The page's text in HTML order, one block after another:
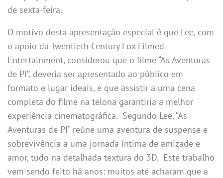
de sexta-feira.
O motivo desta apresentação especial é que Lee, com
o apoio da Twentieth Century Fox Filmed
Entertainment, considerou que o filme “As Aventuras
de PI”, deveria ser apresentado ao público em
formato e lugar ideais, e que assistir a uma cena
completa do filme na telona garantiria a melhor
experiência cinematográfica. Segundo Lee, “As
Aventuras de PI” reúne uma aventura de suspense e
sobrevivência a uma jornada íntima de amizade e
amor, tudo na detalhada textura do 3D. Este trabalho
vem sendo feito há anos: muitos até acharam que a